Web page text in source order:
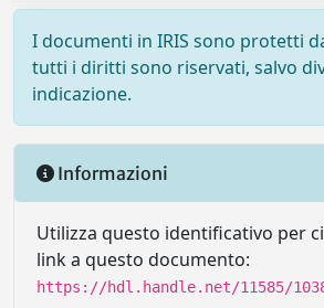
I documenti in IRIS sono protetti
tutti i diritti sono riservati, salvo
indicazione.
Informazioni
Utilizza questo identificativo per
link a questo documento:
https://hdl.handle.net/11585/